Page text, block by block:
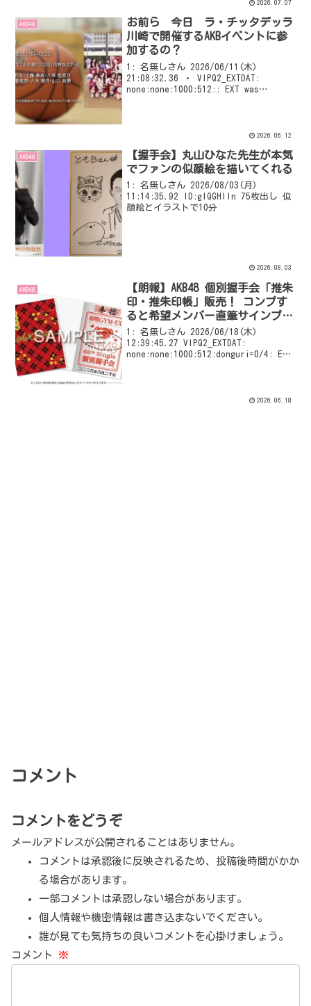
2026.07.07
AKB48
お前ら 今日 ラ・チッタデッラ
川崎で開催するAKBイベントに参
加するの？
1: 名無しさん 2026/06/11(木)
21:08:32.36 ・ VIPQ2_EXTDAT:
none:none:1000:512:: EXT was
2026.06.12
AKB48
【握手会】丸山ひなた先生が本気
でファンの似顔絵を描いてくれる
1: 名無しさん 2026/08/03(月)
11:14:35.92 ID:gIQGHlln 75枚出し 似
顔絵とイラストで10分
2026.08.03
AKB48
【朗報】AKB48 個別握手会「推朱
印・推朱印帳」販売！ コンプす
ると希望メンバー直筆サインプレ
ゼント
1: 名無しさん 2026/06/18(木)
12:39:45.27 VIPQ2_EXTDAT:
none:none:1000:512:donguri=0/4: EXT
2026.06.18
コメント
コメントをどうぞ
メールアドレスが公開されることはありません。
コメントは承認後に反映されるため、投稿後時間がかか
る場合があります。
一部コメントは承認しない場合があります。
個人情報や機密情報は書き込まないでください。
誰が見ても気持ちの良いコメントを心掛けましょう。
コメント ※